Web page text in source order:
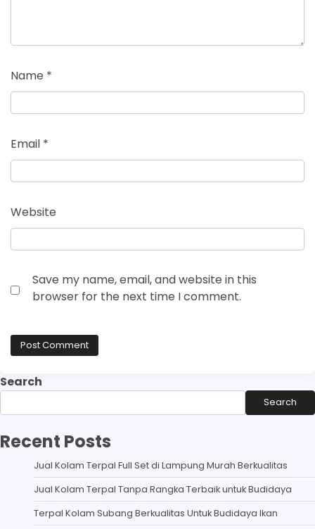
Name *
Email *
Website
Save my name, email, and website in this
browser for the next time I comment.
Search
Search
Recent Posts
Jual Kolam Terpal Full Set di Lampung Murah Berkualitas
Jual Kolam Terpal Tanpa Rangka Terbaik untuk Budidaya
Terpal Kolam Subang Berkualitas Untuk Budidaya Ikan